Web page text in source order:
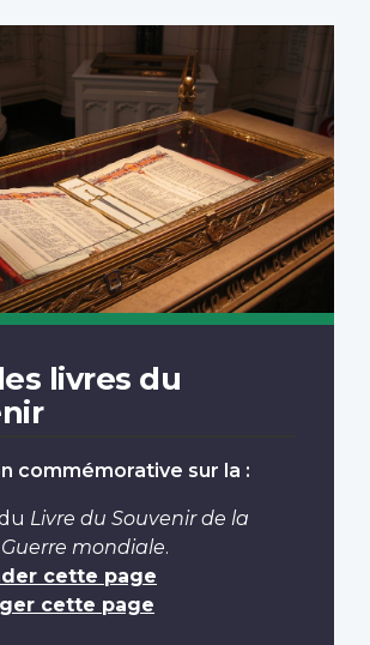
livres du
commémorative sur la :
Livre du Souvenir de la
mondiale.
cette page
cette page